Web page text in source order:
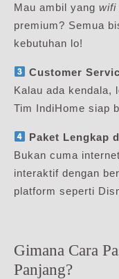
Mau ambil yang wifi
premium? Semua
kebutuhan lo!
Customer
Kalau ada kendala,
Tim IndiHome siap
Paket Lengkap
Bukan cuma
interaktif dengan
platform seperti
Gimana Cara
Panjang?